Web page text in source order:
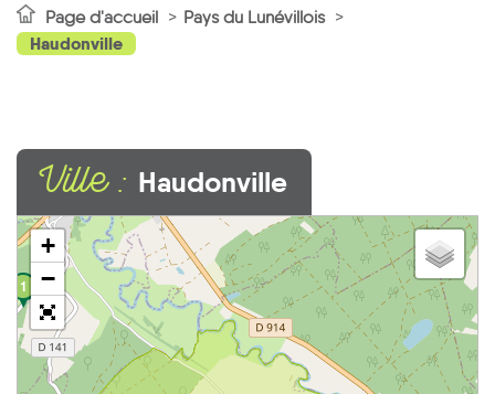
Page d'accueil Pays du Lunévillois
Haudonville
Ville : Haudonville
1
+
−